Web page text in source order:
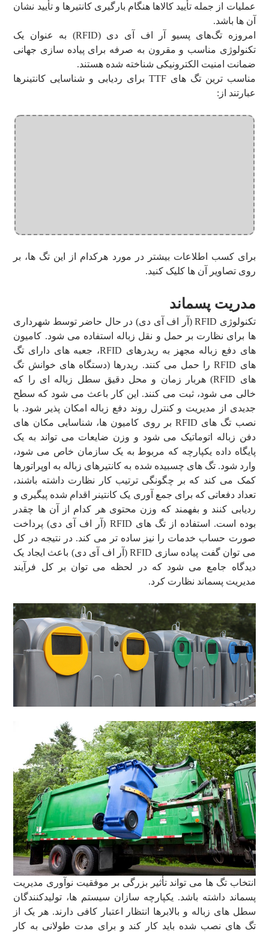
عملیات از جمله تأیید کالاها هنگام بارگیری کانتیرها و تأیید نشان
آن ها باشد.
امروزه تگ‌های پسیو آر اف آی دی (RFID) به عنوان یک
تکنولوژی مناسب و مقرون به صرفه برای پیاده سازی جهانی
ضمانت امنیت الکترونیکی شناخته شده هستند.
مناسب ترین تگ های TTF برای ردیابی و شناسایی کانتینرها
عبارتند از:
برای کسب اطلاعات بیشتر در مورد هرکدام از این تگ ها، بر
روی تصاویر آن ها کلیک کنید.
مدریت پسماند
تکنولوژی RFID (آر اف آی دی) در حال حاضر توسط شهرداری
ها برای نظارت بر حمل و نقل زباله استفاده می شود. کامیون
های دفع زباله مجهز به ریدرهای RFID، جعبه های دارای تگ
های RFID را حمل می کنند. ریدرها (دستگاه های خوانش تگ
های RFID) هربار زمان و محل دقیق سطل زباله ای را که
خالی می شود، ثبت می کنند. این کار باعث می شود که سطح
جدیدی از مدیریت و کنترل روند دفع زباله امکان پذیر شود. با
نصب تگ های RFID بر روی کامیون ها، شناسایی مکان های
دفن زباله اتوماتیک می شود و وزن ضایعات می تواند به یک
پایگاه داده یکپارچه که مربوط به یک سازمان خاص می شود،
وارد شود. تگ های چسبیده شده به کانتیرهای زباله به اوپراتورها
کمک می کند که بر چگونگی ترتیب کار نظارت داشته باشند،
تعداد دفعاتی که برای جمع آوری یک کانتینر اقدام شده پیگیری و
ردیابی کنند و بفهمند که وزن محتوی هر کدام از آن ها چقدر
بوده است. استفاده از تگ های RFID (آر اف آی دی) پرداخت
صورت حساب خدمات را نیز ساده تر می کند. در نتیجه در کل
می توان گفت پیاده سازی RFID (آر اف آی دی) باعث ایجاد یک
دیدگاه جامع می شود که در لحظه می توان بر کل فرآیند
مدیریت پسماند نظارت کرد.
انتخاب تگ ها می تواند تأثیر بزرگی بر موفقیت نوآوری مدیریت
پسماند داشته باشد. یکپارچه سازان سیستم ها، تولیدکنندگان
سطل های زباله و بالابرها انتظار اعتبار کافی دارند. هر یک از
تگ های نصب شده باید کار کند و برای مدت طولانی به کار